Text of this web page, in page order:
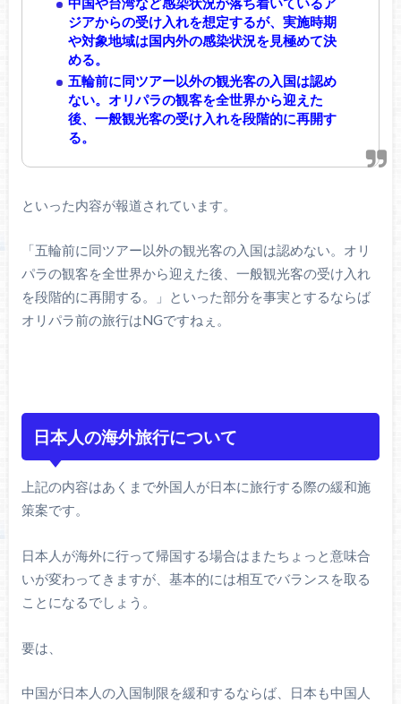
ジアからの受け入れを想定するが、実施時期
や対象地域は国内外の感染状況を見極めて決
める。
五輪前に同ツアー以外の観光客の入国は認め
ない。オリパラの観客を全世界から迎えた
後、一般観光客の受け入れを段階的に再開す
る。
といった内容が報道されています。
「五輪前に同ツアー以外の観光客の入国は認めない。オリ
パラの観客を全世界から迎えた後、一般観光客の受け入れ
を段階的に再開する。」といった部分を事実とするならば
オリパラ前の旅行はNGですねぇ。
日本人の海外旅行について
上記の内容はあくまで外国人が日本に旅行する際の緩和施
策案です。
日本人が海外に行って帰国する場合はまたちょっと意味合
いが変わってきますが、基本的には相互でバランスを取る
ことになるでしょう。
要は、
中国が日本人の入国制限を緩和するならば、日本も中国人